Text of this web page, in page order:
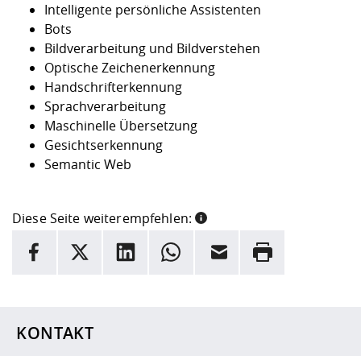
Intelligente persönliche Assistenten
Bots
Bildverarbeitung und Bildverstehen
Optische Zeichenerkennung
Handschrifterkennung
Sprachverarbeitung
Maschinelle Übersetzung
Gesichtserkennung
Semantic Web
Diese Seite weiterempfehlen:
INFORMATION
Facebook
X LinkedInWhatsappE-Mail Drucken
KONTAKT